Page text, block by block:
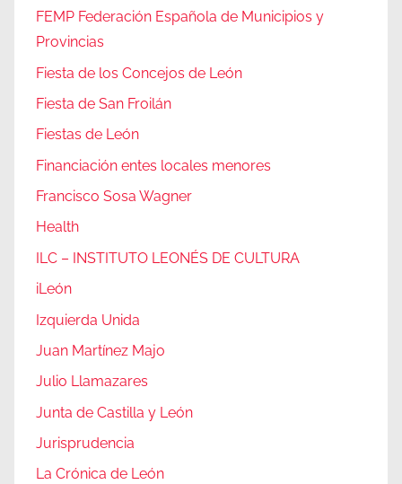
FEMP Federación Española de Municipios y
Provincias
Fiesta de los Concejos de León
Fiesta de San Froilán
Fiestas de León
Financiación entes locales menores
Francisco Sosa Wagner
Health
ILC – INSTITUTO LEONÉS DE CULTURA
iLeón
Izquierda Unida
Juan Martínez Majo
Julio Llamazares
Junta de Castilla y León
Jurisprudencia
La Crónica de León